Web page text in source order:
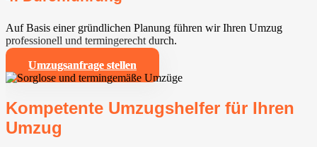
Auf Basis einer gründlichen Planung führen wir Ihren Umzug
professionell und termingerecht durch.
Umzugsanfrage stellen
Kompetente Umzugshelfer für Ihren
Umzug